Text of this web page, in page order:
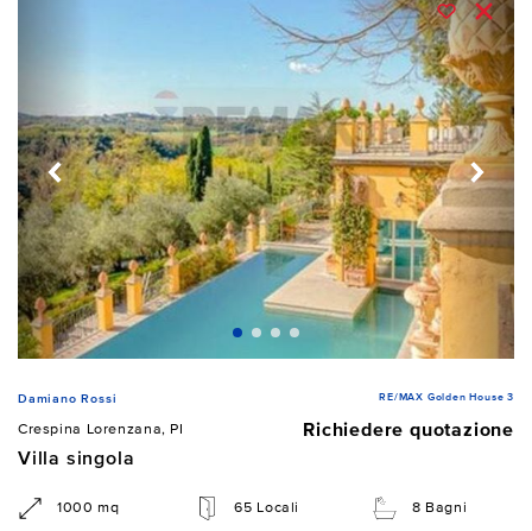
Damiano Rossi RE/MAX Golden House 3
Crespina Lorenzana, PI
Richiedere quotazione
Villa singola
1000 mq 65 Locali 8 Bagni